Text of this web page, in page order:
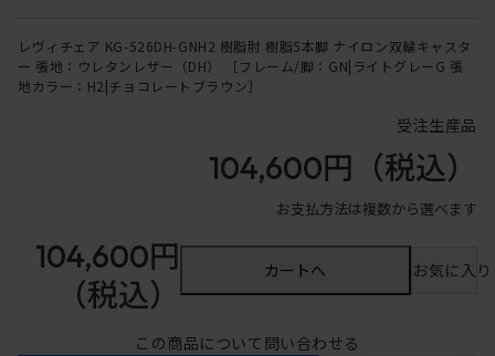
レヴィチェア KG-526DH-GNH2 樹脂肘 樹脂5本脚 ナイロン双輪キャスタ
ー 張地：ウレタンレザー（DH） ［フレーム/脚：GN|ライトグレーG 張
地カラー：H2|チョコレートブラウン］
受注生産品
104,600円 （税込）
お支払方法は複数から選べます
104,600円
（税込）
カートへ お気に入
この商品について問い合わせる